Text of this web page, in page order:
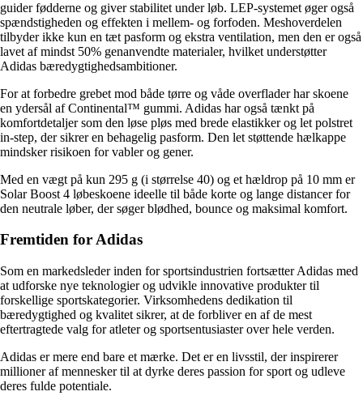
guider fødderne og giver stabilitet under løb. LEP-systemet øger også
spændstigheden og effekten i mellem- og forfoden. Meshoverdelen
tilbyder ikke kun en tæt pasform og ekstra ventilation, men den er også
lavet af mindst 50% genanvendte materialer, hvilket understøtter
Adidas bæredygtighedsambitioner.
For at forbedre grebet mod både tørre og våde overflader har skoene
en ydersål af Continental™ gummi. Adidas har også tænkt på
komfortdetaljer som den løse pløs med brede elastikker og let polstret
in-step, der sikrer en behagelig pasform. Den let støttende hælkappe
mindsker risikoen for vabler og gener.
Med en vægt på kun 295 g (i størrelse 40) og et hældrop på 10 mm er
Solar Boost 4 løbeskoene ideelle til både korte og lange distancer for
den neutrale løber, der søger blødhed, bounce og maksimal komfort.
Fremtiden for Adidas
Som en markedsleder inden for sportsindustrien fortsætter Adidas med
at udforske nye teknologier og udvikle innovative produkter til
forskellige sportskategorier. Virksomhedens dedikation til
bæredygtighed og kvalitet sikrer, at de forbliver en af de mest
eftertragtede valg for atleter og sportsentusiaster over hele verden.
Adidas er mere end bare et mærke. Det er en livsstil, der inspirerer
millioner af mennesker til at dyrke deres passion for sport og udleve
deres fulde potentiale.